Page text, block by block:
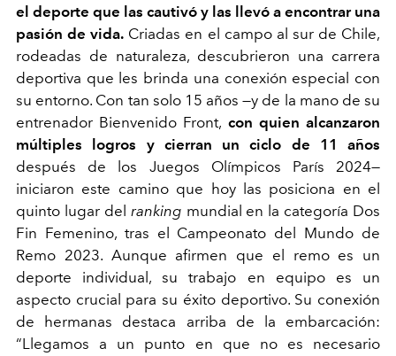
el deporte que las cautivó y las llevó a encontrar una
pasión de vida. Criadas en el campo al sur de Chile,
rodeadas de naturaleza, descubrieron una carrera
deportiva que les brinda una conexión especial con
su entorno. Con tan solo 15 años —y de la mano de su
entrenador Bienvenido Front, con quien alcanzaron
múltiples logros y cierran un ciclo de 11 años
después de los Juegos Olímpicos París 2024—
iniciaron este camino que hoy las posiciona en el
quinto lugar del ranking mundial en la categoría Dos
Fin Femenino, tras el Campeonato del Mundo de
Remo 2023. Aunque afirmen que el remo es un
deporte individual, su trabajo en equipo es un
aspecto crucial para su éxito deportivo. Su conexión
de hermanas destaca arriba de la embarcación:
“Llegamos a un punto en que no es necesario